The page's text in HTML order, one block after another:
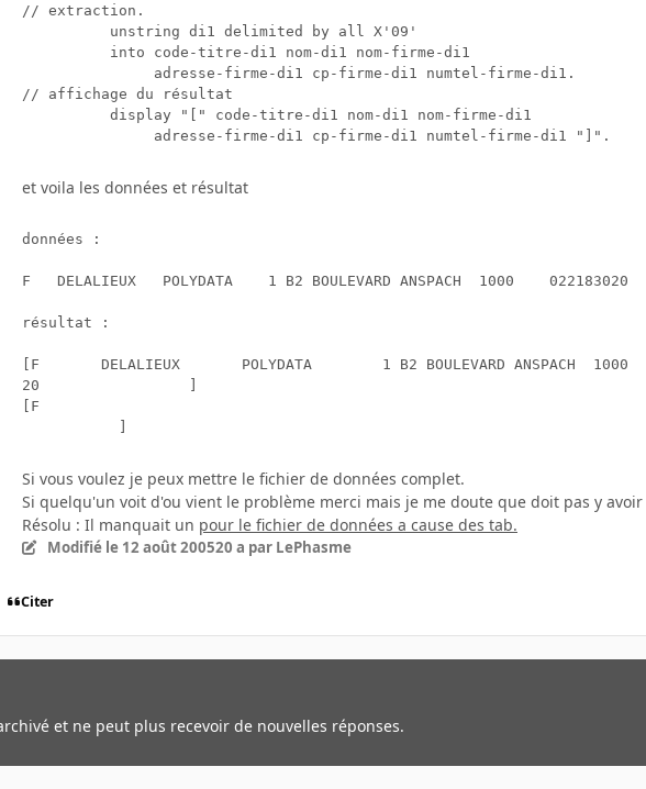
// extraction.
unstring di1 delimited by all X'09'
into code-titre-di1 nom-di1 nom-firme-di1
adresse-firme-di1 cp-firme-di1 numtel-firme-di1.
// affichage du résultat
display "[" code-titre-di1 nom-di1 nom-firme-di1
adresse-firme-di1 cp-firme-di1 numtel-firme-di1 "]".
et voila les données et résultat
données :
F	DELALIEUX	POLYDATA	1 B2 BOULEVARD ANSPACH	1000	022183020
résultat :
[F       DELALIEUX       POLYDATA        1 B2 BOULEVARD ANSPACH  1000
20                 ]
[F
Si vous voulez je peux mettre le fichier de données complet.
Si quelqu'un voit d'ou vient le problème merci mais je me doute que doit pas y
Résolu : Il manquait un pour le fichier de données a cause des tab.
Modifié le 12 août 200520 a par LePhasme
Citer
et ne peut plus recevoir de nouvelles réponses.